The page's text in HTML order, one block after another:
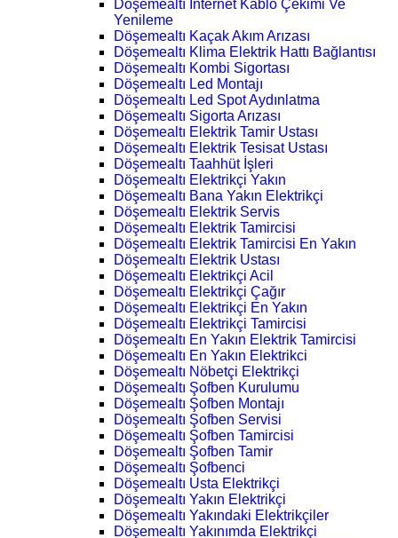
Döşemealtı İnternet Kablo Çekimi Ve
Yenileme
Döşemealtı Kaçak Akım Arızası
Döşemealtı Klima Elektrik Hattı Bağlantısı
Döşemealtı Kombi Sigortası
Döşemealtı Led Montajı
Döşemealtı Led Spot Aydınlatma
Döşemealtı Sigorta Arızası
Döşemealtı Elektrik Tamir Ustası
Döşemealtı Elektrik Tesisat Ustası
Döşemealtı Taahhüt İşleri
Döşemealtı Elektrikçi Yakın
Döşemealtı Bana Yakın Elektrikçi
Döşemealtı Elektrik Servis
Döşemealtı Elektrik Tamircisi
Döşemealtı Elektrik Tamircisi En Yakın
Döşemealtı Elektrik Ustası
Döşemealtı Elektrikçi Acil
Döşemealtı Elektrikçi Çağır
Döşemealtı Elektrikçi En Yakın
Döşemealtı Elektrikçi Tamircisi
Döşemealtı En Yakın Elektrik Tamircisi
Döşemealtı En Yakın Elektrikci
Döşemealtı Nöbetçi Elektrikçi
Döşemealtı Şofben Kurulumu
Döşemealtı Şofben Montajı
Döşemealtı Şofben Servisi
Döşemealtı Şofben Tamircisi
Döşemealtı Şofben Tamir
Döşemealtı Şofbenci
Döşemealtı Usta Elektrikçi
Döşemealtı Yakın Elektrikçi
Döşemealtı Yakındaki Elektrikçiler
Döşemealtı Yakınımda Elektrikçi